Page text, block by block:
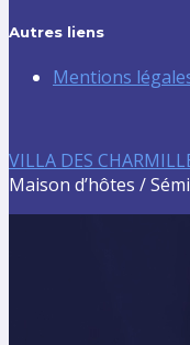
Autres liens
Mentions
VILLA DES
Maison d’hôtes /